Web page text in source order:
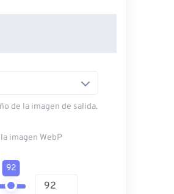
de la imagen de salida.
imagen WebP
92